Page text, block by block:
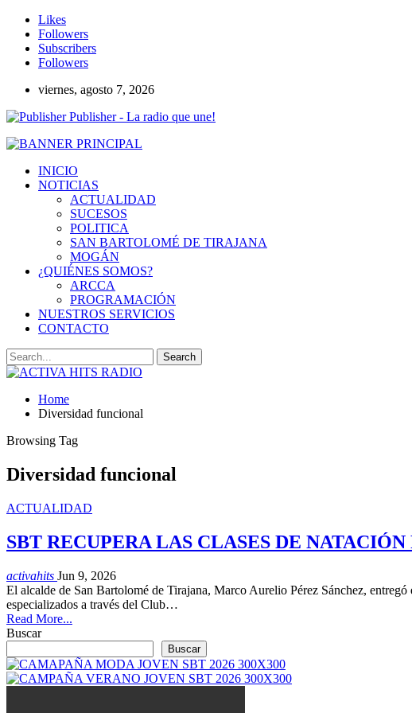
Likes
Followers
Subscribers
Followers
viernes, agosto 7, 2026
Publisher - La radio que une!
INICIO
NOTICIAS
ACTUALIDAD
SUCESOS
POLITICA
SAN BARTOLOMÉ DE TIRAJANA
MOGÁN
¿QUIÉNES SOMOS?
ARCCA
PROGRAMACIÓN
NUESTROS SERVICIOS
CONTACTO
Home
Diversidad funcional
Browsing Tag
Diversidad funcional
ACTUALIDAD
SBT RECUPERA LAS CLASES DE
activahits Jun 9, 2026
El alcalde de San Bartolomé de Tirajana, Marco Aurelio Pérez Sánchez,
especializados a través del Club…
Read More...
Buscar
Buscar